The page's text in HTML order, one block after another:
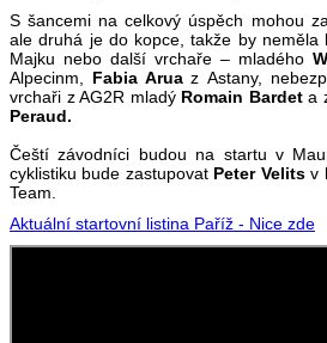
S šancemi na celkový úspěch mohou
ale druhá je do kopce, takže by neměla
Majku nebo další vrchaře – mladého
Alpecinm, Fabia Aruaz Astany,
vrchaři z AG2R mladý Romain Bardeta
Peraud.
Čeští závodníci budou na startu v
cyklistiku bude zastupovat Peter Velitsv
Team.
Aktuální startovní listina Paříž - Nice zde